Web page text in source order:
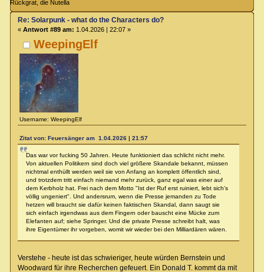
Rückgrat, die Nutella
WeepingElf
Username: WeepingElf
Re: Solarpunk - what do the Characters do?
« Antwort #89 am: 1.04.2026 | 22:07 »
Zitat von: Feuersänger am 1.04.2026 | 21:57
Das war vor fucking 50 Jahren. Heute funktioniert das schlicht nicht mehr.
Von aktuellen Politikern sind doch viel größere Skandale bekannt, müssen
nichtmal enthüllt werden weil sie von Anfang an komplett öffentlich sind,
und trotzdem tritt einfach niemand mehr zurück, ganz egal was einer auf
dem Kerbholz hat. Frei nach dem Motto "Ist der Ruf erst ruiniert, lebt sich's
völlig ungeniert". Und andersrum, wenn die Presse jemanden zu Tode
hetzen will braucht sie dafür keinen faktischen Skandal, dann saugt sie
sich einfach irgendwas aus dem Fingern oder bauscht eine Mücke zum
Elefanten auf; siehe Springer. Und die private Presse schreibt halt, was
ihre Eigentümer ihr vorgeben, womit wir wieder bei den Milliardären wären.
Verstehe - heute ist das schwieriger, heute würden Bernstein und
Woodward für ihre Recherchen gefeuert. Ein Donald T. kommt da mit